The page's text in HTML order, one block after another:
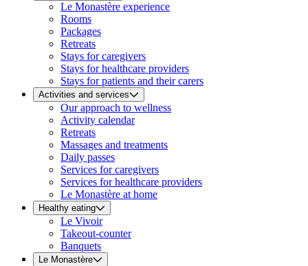
Le Monastère experience
Rooms
Packages
Retreats
Stays for caregivers
Stays for healthcare providers
Stays for patients and their carers
Activities and services
Our approach to wellness
Activity calendar
Retreats
Massages and treatments
Daily passes
Services for caregivers
Services for healthcare providers
Le Monastère at home
Healthy eating
Le Vivoir
Takeout-counter
Banquets
Le Monastère